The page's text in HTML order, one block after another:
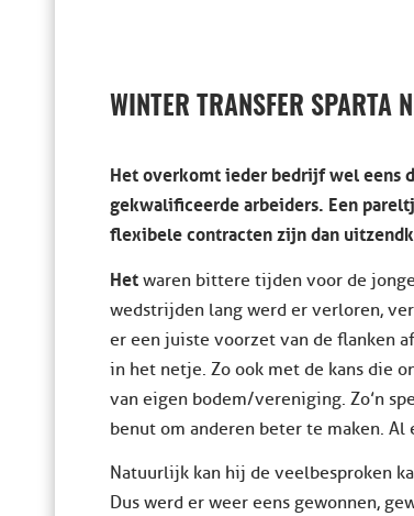
WINTER TRANSFER SPARTA
Het overkomt ieder bedrijf wel eens
gekwalificeerde arbeiders. Een
flexibele contracten zijn dan
Het waren bittere tijden voor de
wedstrijden lang werd er verloren,
er een juiste voorzet van de flanken
in het netje. Zo ook met de kans die
van eigen bodem/vereniging. Zo’n
benut om anderen beter te maken.
Natuurlijk kan hij de veelbesproken
Dus werd er weer eens gewonnen,